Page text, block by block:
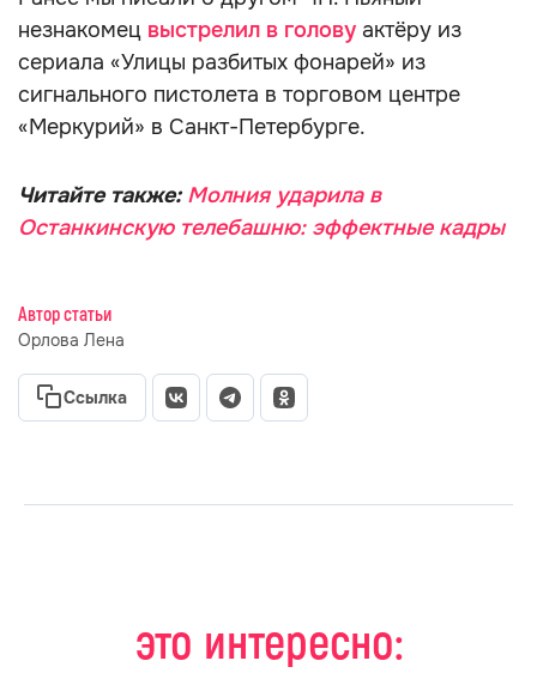
незнакомец выстрелил в голову актёру из
сериала «Улицы разбитых фонарей» из
сигнального пистолета в торговом центре
«Меркурий» в Санкт-Петербурге.
Читайте также: Молния ударила в
Останкинскую телебашню: эффектные кадры
Автор статьи
Орлова Лена
Ссылка
это интересно: